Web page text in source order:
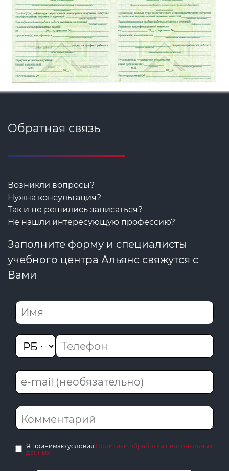
Обратная связь
Возникли вопросы?
Нужна консультация?
Так и не решились записаться?
Не нашли интересующую профессию?
Заполните форму и специалисты
учебного центра Альянс свяжутся с
Вами
Я принимаю условия Политики обработки персональных
данных